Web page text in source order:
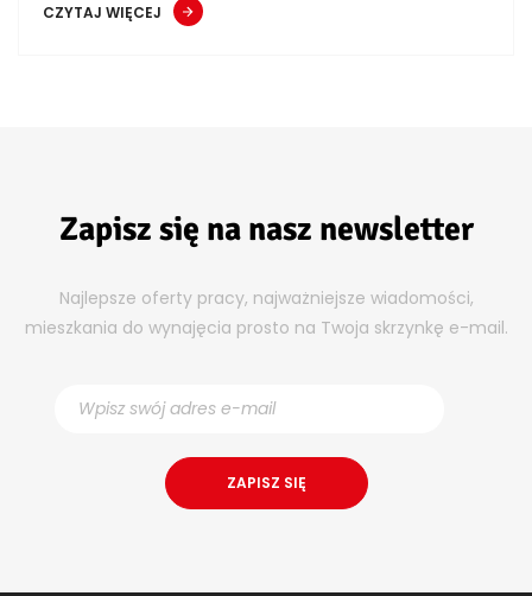
CZYTAJ WIĘCEJ
Zapisz się na nasz newsletter
Najlepsze oferty pracy, najważniejsze wiadomości,
mieszkania do wynajęcia prosto na Twoja skrzynkę e-mail.